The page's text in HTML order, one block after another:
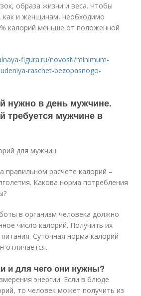
образа жизни и веса. Чтобы
как и женщинам, необходимо
калорий меньше от положенной
figura.ru/novosti/minimum-
raschet-bezopasnogo-
нужно в день мужчине.
требуется мужчине в
для мужчин.
правильном расчете калорий –
Какова норма потребления
в организм человека должно
число калорий. Получить их
Суточная норма калорий
отличается.
и для чего они нужны?
энергии. Если в блюде
то человек может получить из